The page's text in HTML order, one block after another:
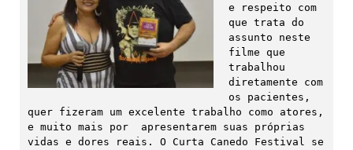
e respeito com
que trata do
assunto neste
filme que
trabalhou
diretamente com
os pacientes,
quer fizeram um excelente trabalho como atores,
e muito mais por  apresentarem suas próprias
vidas e dores reais. O Curta Canedo Festival se